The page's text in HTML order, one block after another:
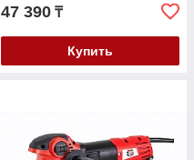
47 390 ₸
Купить